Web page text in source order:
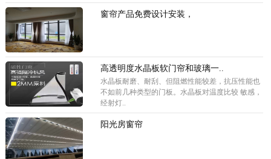
窗帘产品免费设计安装，
高透明度水晶板软门帘和玻璃一..
水晶板耐磨、耐刮、但阻燃性能较差，抗压性能也
不如前几种类型的门板。水晶板对温度比较 敏感，
经射灯..
阳光房窗帘